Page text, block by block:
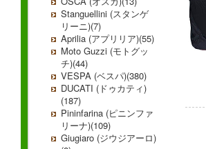
Stanguellini (スタンゲ
リーニ)(7)
Aprilia (アプリリア)(55)
Moto Guzzi (モトグッ
チ)(44)
VESPA (ベスパ)(380)
DUCATI (ドゥカティ)
(187)
Pininfarina (ピニンファ
リーナ)(109)
Giugiaro (ジウジアーロ)